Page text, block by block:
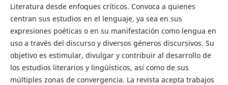
Literatura desde enfoques críticos. Convoca a quienes
centran sus estudios en el lenguaje, ya sea en sus
expresiones poéticas o en su manifestación como lengua en
uso a través del discurso y diversos géneros discursivos. Su
objetivo es estimular, divulgar y contribuir al desarrollo de
los estudios literarios y lingüísticos, así como de sus
múltiples zonas de convergencia. La revista acepta trabajos